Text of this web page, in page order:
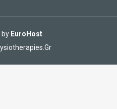
by EuroHost